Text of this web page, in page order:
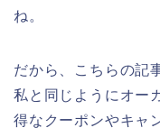
ね。
だから、こちらの記
私と同じようにオー
得なクーポンやキャ